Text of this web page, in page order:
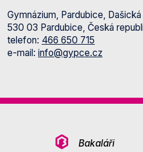
Gymnázium, Pardubice, Dašická
530 03 Pardubice, Česká
telefon: 466 650 715
e-mail: info@gypce.cz
Bakaláři